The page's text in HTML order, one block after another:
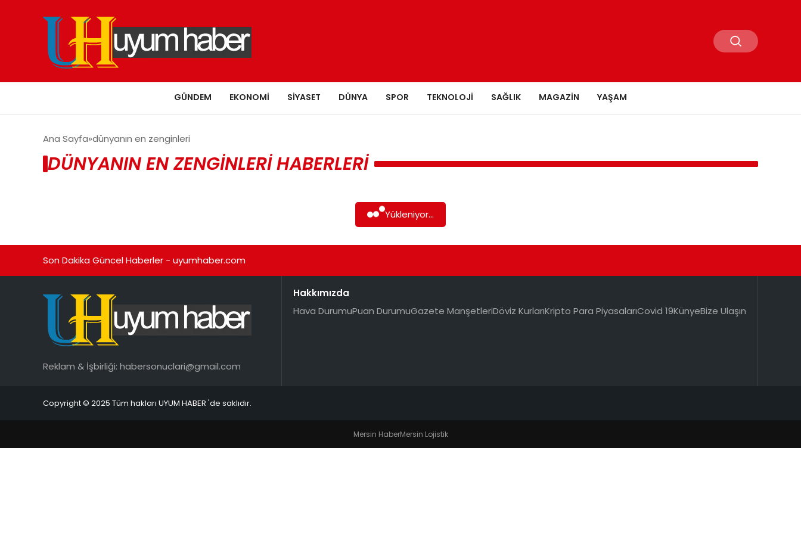
GÜNDEM EKONOMI SIYASET DÜNYA SPOR TEKNOLOJI SAĞLIK MAGAZIN YAŞAM
Ana Sayfa dünyanın en zenginleri
DÜNYANIN EN ZENGINLERI HABERLERI
Yükleniyor...
Son Dakika Güncel Haberler - uyumhaber.com
Reklam & İşbirliği: habersonuclari@gmail.com
Hakkımızda
Hava DurumuPuan DurumuGazete ManşetleriDöviz KurlarıKripto Para PiyasalarıCovid 19KünyeBize Ulaşın
Copyright © 2025 Tüm hakları UYUM HABER 'de saklıdır.
Mersin HaberMersin Lojistik